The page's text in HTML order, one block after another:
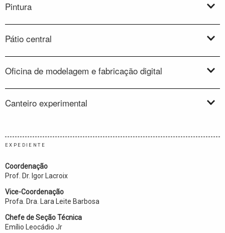
Pintura
Pátio central
Oficina de modelagem e fabricação digital
Canteiro experimental
EXPEDIENTE
Coordenação
Prof. Dr. Igor Lacroix
Vice-Coordenação
Profa. Dra. Lara Leite Barbosa
Chefe de Seção Técnica
Emílio Leocádio Jr